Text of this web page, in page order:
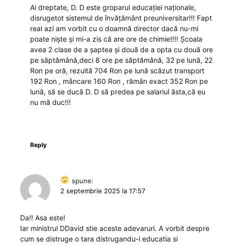
Ai dreptate, D. D este groparul educației naționale,
disrugetot sistemul de învățământ preuniversitar!!! Fapt
real azi am vorbit cu o doamnă director dacă nu-mi
poate niște și mi-a zis că are ore de chimie!!!! Școala
avea 2 clase de a șaptea și două de a opta cu două ore
pe săptămână,deci 8 ore pe săptămână, 32 pe lună, 22
Ron pe oră, rezultă 704 Ron pe lună scăzut transport
192 Ron , mâncare 160 Ron , rămân exact 352 Ron pe
lună, să se ducă D. D să predea pe salariul ăsta,că eu
nu mă duc!!!
Reply
spune:
2 septembrie 2025 la 17:57
Da!! Asa este!
Iar ministrul DDavid stie aceste adevaruri. A vorbit despre
cum se distruge o tara distrugandu-i educatia si